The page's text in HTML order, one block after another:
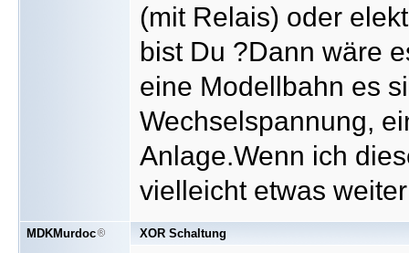
(mit Relais) oder
bist Du ?Dann wäre
eine Modellbahn es
Wechselspannung,
Anlage.Wenn ich
vielleicht etwas
MDKMurdoc
XOR Schaltung